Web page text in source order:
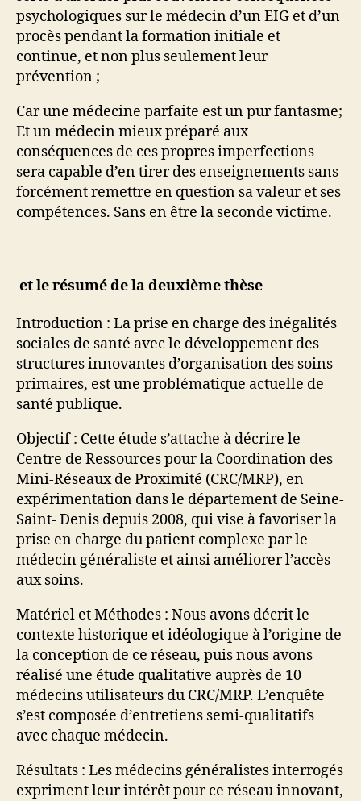
psychologiques sur le médecin d’un EIG et d’un
procès pendant la formation initiale et
continue, et non plus seulement leur
prévention ;
Car une médecine parfaite est un pur fantasme;
Et un médecin mieux préparé aux
conséquences de ces propres imperfections
sera capable d’en tirer des enseignements sans
forcément remettre en question sa valeur et ses
compétences. Sans en être la seconde victime.
et le résumé de la deuxième thèse
Introduction : La prise en charge des inégalités
sociales de santé avec le développement des
structures innovantes d’organisation des soins
primaires, est une problématique actuelle de
santé publique.
Objectif : Cette étude s’attache à décrire le
Centre de Ressources pour la Coordination des
Mini-Réseaux de Proximité (CRC/MRP), en
expérimentation dans le département de Seine-
Saint- Denis depuis 2008, qui vise à favoriser la
prise en charge du patient complexe par le
médecin généraliste et ainsi améliorer l’accès
aux soins.
Matériel et Méthodes : Nous avons décrit le
contexte historique et idéologique à l’origine de
la conception de ce réseau, puis nous avons
réalisé une étude qualitative auprès de 10
médecins utilisateurs du CRC/MRP. L’enquête
s’est composée d’entretiens semi-qualitatifs
avec chaque médecin.
Résultats : Les médecins généralistes interrogés
expriment leur intérêt pour ce réseau innovant,